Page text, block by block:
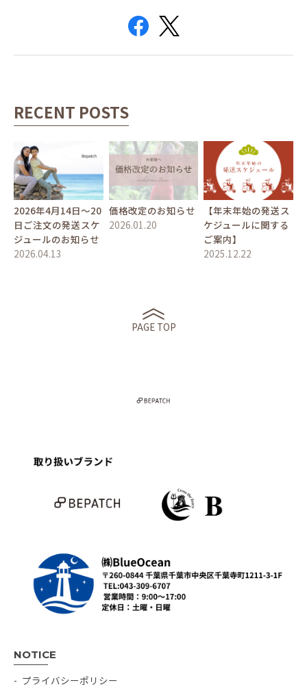
RECENT POSTS
2026年4月14日〜20
日ご注文の発送スケ
ジュールのお知らせ
2026.04.13
価格改定のお知らせ
2026.01.20
【年末年始の発送ス
ケジュールに関する
ご案内】
2025.12.22
PAGE TOP
NOTICE
プライバシーポリシー